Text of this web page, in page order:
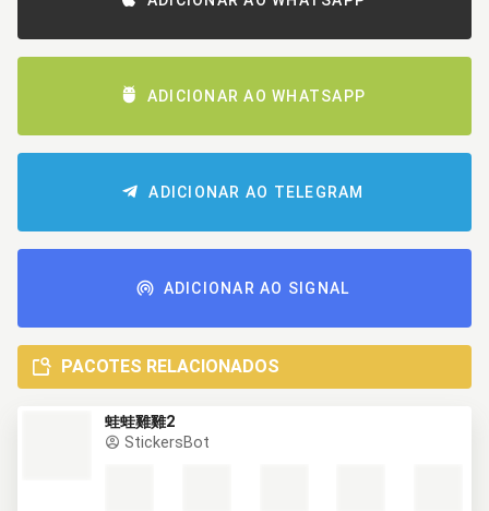
ADICIONAR AO WHATSAPP
ADICIONAR AO TELEGRAM
ADICIONAR AO SIGNAL
PACOTES RELACIONADOS
蛙蛙雞雞2
StickersBot